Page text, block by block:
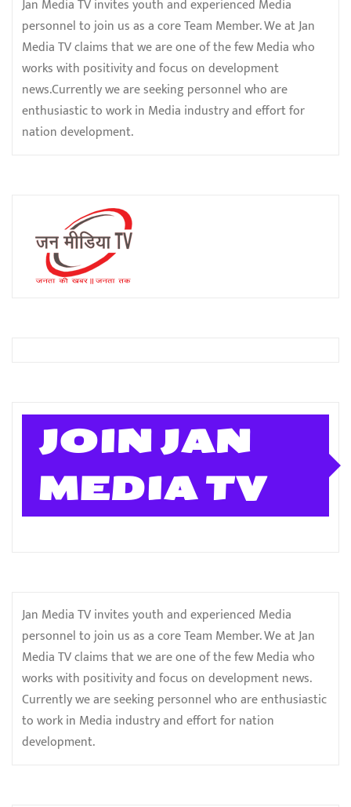
Jan Media TV invites youth and experienced Media
personnel to join us as a core Team Member. We at Jan
Media TV claims that we are one of the few Media who
works with positivity and focus on development
news.Currently we are seeking personnel who are
enthusiastic to work in Media industry and effort for
nation development.
JOIN JAN
MEDIA TV
Jan Media TV invites youth and experienced Media
personnel to join us as a core Team Member. We at Jan
Media TV claims that we are one of the few Media who
works with positivity and focus on development news.
Currently we are seeking personnel who are enthusiastic
to work in Media industry and effort for nation
development.